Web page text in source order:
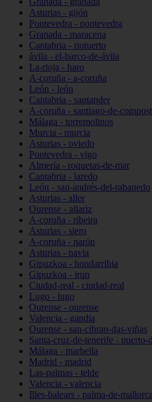
Asturias - gijón
Pontevedra - pontevedra
Granada - maracena
Cantabria - riotuerto
ávila - el-barco-de-ávila
La-rioja - haro
A-coruña - a-coruña
León - león
Cantabria - santander
A-coruña - santiago-de-
Málaga - torremolinos
Murcia - murcia
Asturias - oviedo
Pontevedra - vigo
Almería - roquetas-de-mar
Cantabria - laredo
León - san-andrés-del-rabanedo
Asturias - aller
Ourense - allariz
A-coruña - ribeira
Asturias - siero
A-coruña - narón
Asturias - navia
Gipuzkoa - hondarribia
Gipuzkoa - irun
Ciudad-real - ciudad-real
Lugo - lugo
Ourense - ourense
Valencia - gandia
Ourense - san-cibrao-das-viñas
Santa-cruz-de-tenerife - puerto-
Málaga - marbella
Madrid - madrid
Las-palmas - telde
Valencia - valencia
Illes-balears - palma-de-mallorca